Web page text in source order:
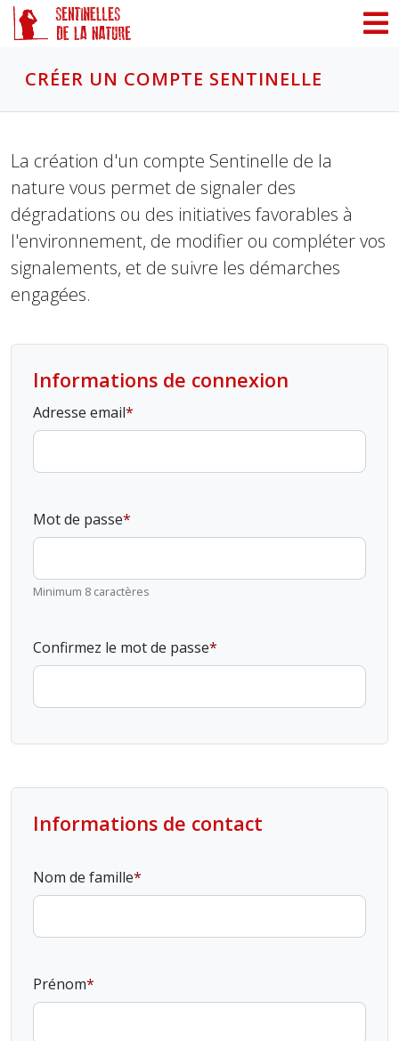
CRÉER UN COMPTE SENTINELLE
La création d'un compte Sentinelle de la
nature vous permet de signaler des
dégradations ou des initiatives favorables à
l'environnement, de modifier ou compléter vos
signalements, et de suivre les démarches
engagées.
Informations de connexion
Adresse email
Mot de passe
Minimum 8 caractères
Confirmez le mot de passe
Informations de contact
Nom de famille
Prénom
Panneau de gestion des cookies